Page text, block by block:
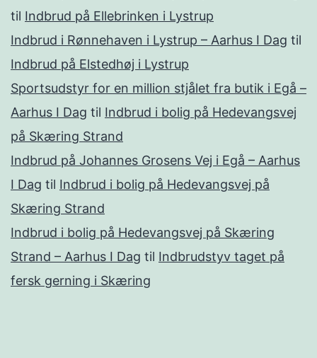
til Indbrud på Ellebrinken i Lystrup
Indbrud i Rønnehaven i Lystrup – Aarhus I Dag til
Indbrud på Elstedhøj i Lystrup
Sportsudstyr for en million stjålet fra butik i Egå –
Aarhus I Dag til Indbrud i bolig på Hedevangsvej
på Skæring Strand
Indbrud på Johannes Grosens Vej i Egå – Aarhus
I Dag til Indbrud i bolig på Hedevangsvej på
Skæring Strand
Indbrud i bolig på Hedevangsvej på Skæring
Strand – Aarhus I Dag til Indbrudstyv taget på
fersk gerning i Skæring